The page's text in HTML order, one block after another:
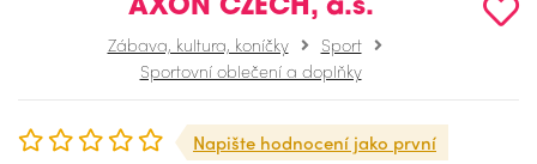
AXON CZECH, a.s.
Zábava, kultura, koníčky
Sport
Sportovní oblečení a doplňky
Napište hodnocení jako první